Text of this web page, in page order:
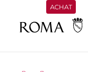
ACHAT